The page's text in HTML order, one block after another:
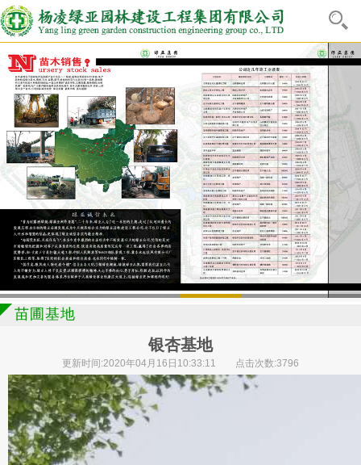
苗圃基地
银杏基地
更新时间:2020年04月16日10:33:11 点击次数:3796